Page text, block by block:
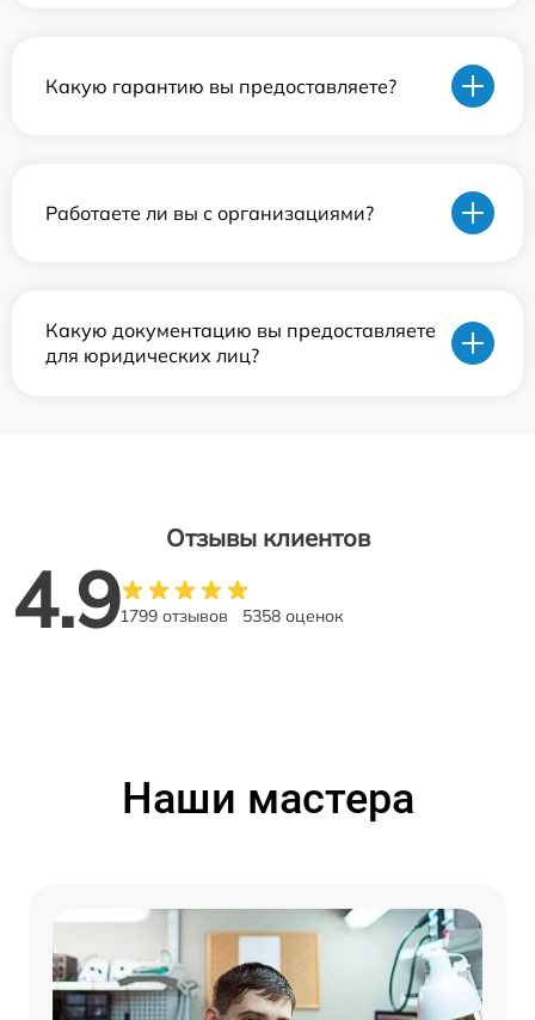
Какую гарантию вы предоставляете?
Работаете ли вы с организациями?
Какую документацию вы предоставляете
для юридических лиц?
Отзывы клиентов
4.91799 отзывов 5358 оценок
Наши мастера